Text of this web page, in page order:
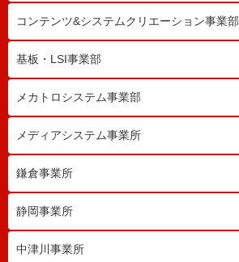
コンテンツ&システムクリエーション事業部
基板・LSI事業部
メカトロシステム事業部
メディアシステム事業所
鎌倉事業所
静岡事業所
中津川事業所